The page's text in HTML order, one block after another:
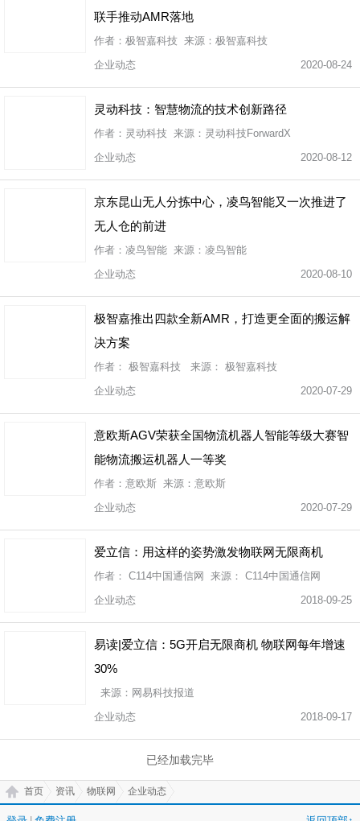
联手推动AMR落地
作者：极智嘉科技 来源：极智嘉科技
企业动态
2020-08-24
灵动科技：智慧物流的技术创新路径
作者：灵动科技 来源：灵动科技ForwardX
企业动态
2020-08-12
京东昆山无人分拣中心，凌鸟智能又一次推进了
无人仓的前进
作者：凌鸟智能 来源：凌鸟智能
企业动态
2020-08-10
极智嘉推出四款全新AMR，打造更全面的搬运解
决方案
作者： 极智嘉科技 来源： 极智嘉科技
企业动态
2020-07-29
意欧斯AGV荣获全国物流机器人智能等级大赛智
能物流搬运机器人一等奖
作者：意欧斯 来源：意欧斯
企业动态
2020-07-29
爱立信：用这样的姿势激发物联网无限商机
作者： C114中国通信网 来源： C114中国通信网
企业动态
2018-09-25
易读|爱立信：5G开启无限商机 物联网每年增速
30%
来源：网易科技报道
企业动态
2018-09-17
已经加载完毕
首页 资讯 物联网 企业动态